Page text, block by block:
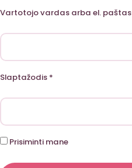
Vartotojo vardas arba el. paštas
Slaptažodis *
Prisiminti mane